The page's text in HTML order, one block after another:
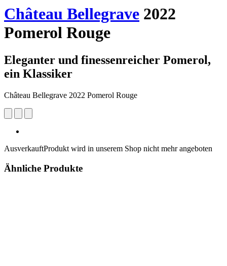
Château Bellegrave 2022
Pomerol Rouge
Eleganter und finessenreicher Pomerol,
ein Klassiker
Château Bellegrave 2022 Pomerol Rouge
AusverkauftProdukt wird in unserem Shop nicht mehr angeboten
Ähnliche Produkte